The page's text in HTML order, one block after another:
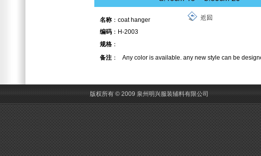
名称 ：coat hanger
编码 ：H-2003
规格 ：
备注 ： Any color is available. any new style can be
版权所有 © 2009 泉州明兴服装辅料有限公司